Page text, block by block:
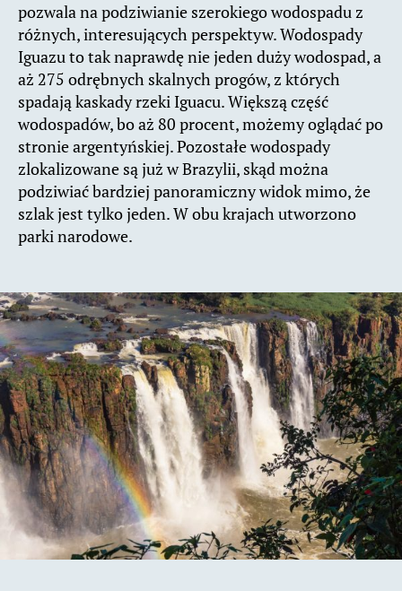
pozwala na podziwianie szerokiego wodospadu z
różnych, interesujących perspektyw. Wodospady
Iguazu to tak naprawdę nie jeden duży wodospad, a
aż 275 odrębnych skalnych progów, z których
spadają kaskady rzeki Iguacu. Większą część
wodospadów, bo aż 80 procent, możemy oglądać po
stronie argentyńskiej. Pozostałe wodospady
zlokalizowane są już w Brazylii, skąd można
podziwiać bardziej panoramiczny widok mimo, że
szlak jest tylko jeden. W obu krajach utworzono
parki narodowe.